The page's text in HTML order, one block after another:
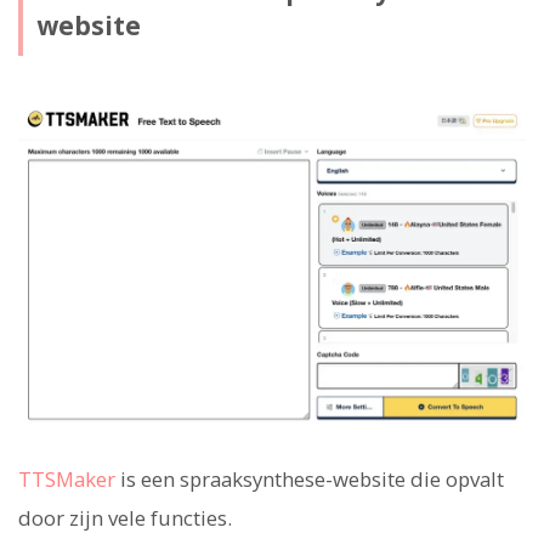
website
TTSMaker is een spraaksynthese-website die opvalt
door zijn vele functies.